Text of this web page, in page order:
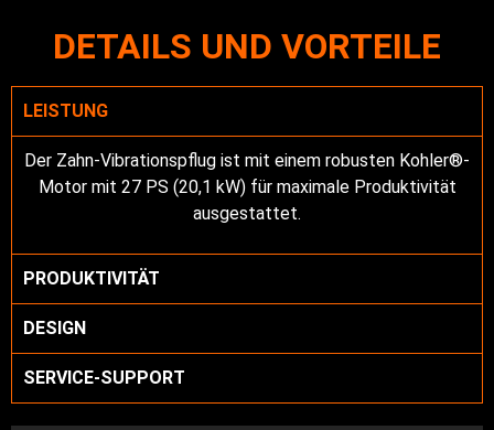
DETAILS UND VORTEILE
LEISTUNG
Der Zahn-Vibrationspflug ist mit einem robusten Kohler®-
Motor mit 27 PS (20,1 kW) für maximale Produktivität
ausgestattet.
PRODUKTIVITÄT
DESIGN
SERVICE-SUPPORT